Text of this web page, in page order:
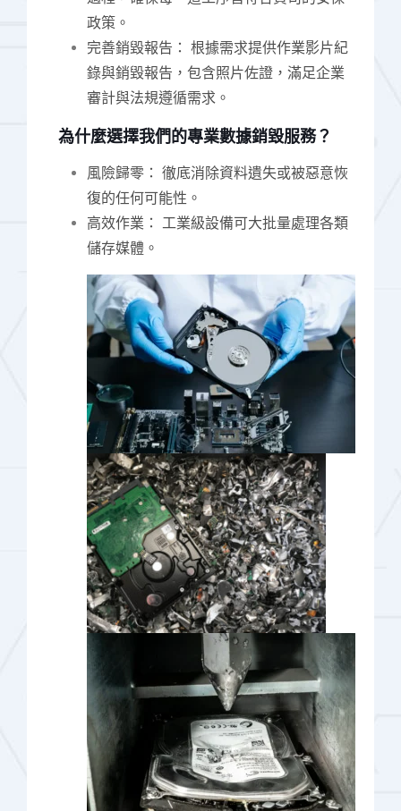
政策。
完善銷毀報告： 根據需求提供作業影片紀
錄與銷毀報告，包含照片佐證，滿足企業
審計與法規遵循需求。
為什麼選擇我們的專業數據銷毀服務？
風險歸零： 徹底消除資料遺失或被惡意恢
復的任何可能性。
高效作業： 工業級設備可大批量處理各類
儲存媒體。